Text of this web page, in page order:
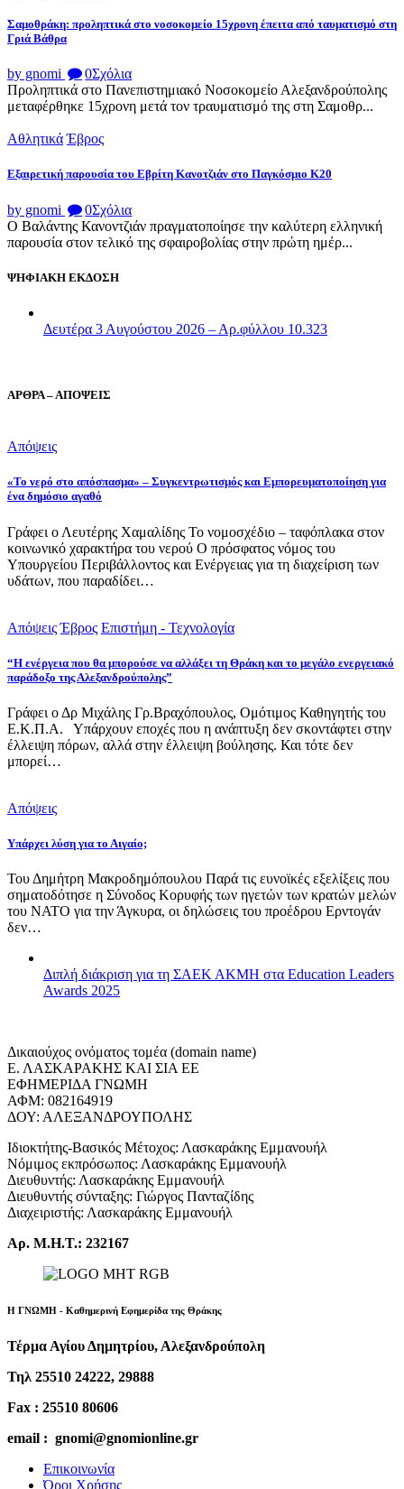
Σαμοθράκη: προληπτικά στο νοσοκομείο 15χρονη έπειτα από ταυματισμό στη
Γριά Βάθρα
by gnomi 0Σχόλια
Προληπτικά στο Πανεπιστημιακό Νοσοκομείο Αλεξανδρούπολης
μεταφέρθηκε 15χρονη μετά τον τραυματισμό της στη Σαμοθρ...
Αθλητικά Έβρος
Εξαιρετική παρουσία του Εβρίτη Κανοτζιάν στο Παγκόσμιο Κ20
by gnomi 0Σχόλια
Ο Βαλάντης Κανοντζιάν πραγματοποίησε την καλύτερη ελληνική
παρουσία στον τελικό της σφαιροβολίας στην πρώτη ημέρ...
ΨΗΦΙΑΚΗ ΕΚΔΟΣΗ
Δευτέρα 3 Αυγούστου 2026 – Αρ.φύλλου 10.323
ΑΡΘΡΑ – ΑΠΟΨΕΙΣ
Απόψεις
«Το νερό στο απόσπασμα» – Συγκεντρωτισμός και Εμπορευματοποίηση για
ένα δημόσιο αγαθό
Γράφει ο Λευτέρης Χαμαλίδης Το νομοσχέδιο – ταφόπλακα στον
κοινωνικό χαρακτήρα του νερού Ο πρόσφατος νόμος του
Υπουργείου Περιβάλλοντος και Ενέργειας για τη διαχείριση των
υδάτων, που παραδίδει…
Απόψεις Έβρος Επιστήμη - Τεχνολογία
“Η ενέργεια που θα μπορούσε να αλλάξει τη Θράκη και το μεγάλο ενεργειακό
παράδοξο της Αλεξανδρούπολης”
Γράφει ο Δρ Μιχάλης Γρ.Βραχόπουλος, Ομότιμος Καθηγητής του
Ε.Κ.Π.Α. Υπάρχουν εποχές που η ανάπτυξη δεν σκοντάφτει στην
έλλειψη πόρων, αλλά στην έλλειψη βούλησης. Και τότε δεν
μπορεί…
Απόψεις
Υπάρχει λύση για το Αιγαίο;
Του Δημήτρη Μακροδημόπουλου Παρά τις ευνοϊκές εξελίξεις που
σηματοδότησε η Σύνοδος Κορυφής των ηγετών των κρατών μελών
του ΝΑΤΟ για την Άγκυρα, οι δηλώσεις του προέδρου Ερντογάν
δεν…
Διπλή διάκριση για τη ΣΑΕΚ ΑΚΜΗ στα Education Leaders
Awards 2025
Δικαιούχος ονόματος τομέα (domain name)
Ε. ΛΑΣΚΑΡΑΚΗΣ ΚΑΙ ΣΙΑ ΕΕ
ΕΦΗΜΕΡΙΔΑ ΓΝΩΜΗ
ΑΦΜ: 082164919
ΔΟΥ: ΑΛΕΞΑΝΔΡΟΥΠΟΛΗΣ
Ιδιοκτήτης-Βασικός Μέτοχος: Λασκαράκης Εμμανουήλ
Νόμιμος εκπρόσωπος: Λασκαράκης Εμμανουήλ
Διευθυντής: Λασκαράκης Εμμανουήλ
Διευθυντής σύνταξης: Γιώργος Πανταζίδης
Διαχειριστής: Λασκαράκης Εμμανουήλ
Αρ. Μ.Η.Τ.: 232167
Η ΓΝΩΜΗ - Καθημερινή Εφημερίδα της Θράκης
Τέρμα Αγίου Δημητρίου, Αλεξανδρούπολη
Τηλ 25510 24222, 29888
Fax : 25510 80606
email : gnomi@gnomionline.gr
Επικοινωνία
Όροι Χρήσης